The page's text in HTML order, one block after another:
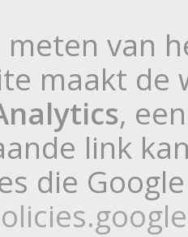
van
maakt de
,
link
die